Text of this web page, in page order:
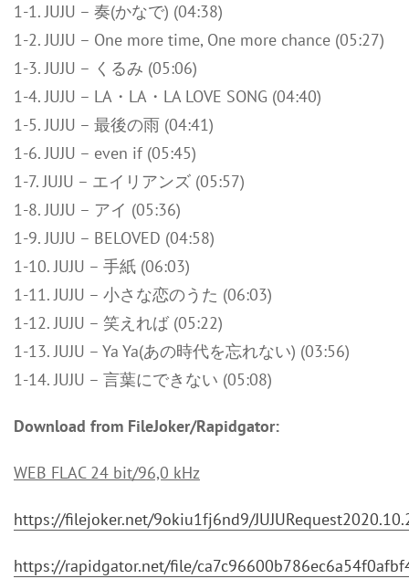
1-1. JUJU – 奏(かなで) (04:38)
1-2. JUJU – One more time, One more chance (05:27)
1-3. JUJU – くるみ (05:06)
1-4. JUJU – LA・LA・LA LOVE SONG (04:40)
1-5. JUJU – 最後の雨 (04:41)
1-6. JUJU – even if (05:45)
1-7. JUJU – エイリアンズ (05:57)
1-8. JUJU – アイ (05:36)
1-9. JUJU – BELOVED (04:58)
1-10. JUJU – 手紙 (06:03)
1-11. JUJU – 小さな恋のうた (06:03)
1-12. JUJU – 笑えれば (05:22)
1-13. JUJU – Ya Ya(あの時代を忘れない) (03:56)
1-14. JUJU – 言葉にできない (05:08)
Download from FileJoker/Rapidgator:
WEB FLAC 24 bit/96,0 kHz
https://filejoker.net/9okiu1fj6nd9/
https://rapidgator.net/file/